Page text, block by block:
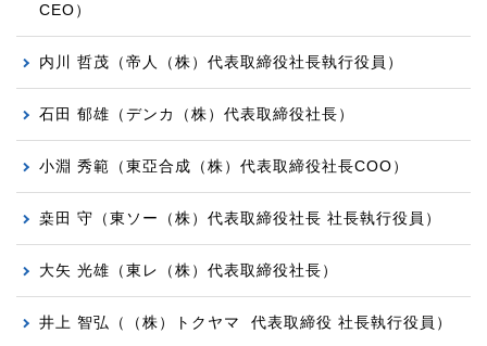
CEO）
内川 哲茂（帝人（株）代表取締役社長執行役員）
石田 郁雄 （デンカ（株）代表取締役社長）
小淵 秀範（東亞合成（株）代表取締役社長COO）
桒田 守（東ソー（株）代表取締役社長 社長執行役員）
大矢 光雄 （東レ（株）代表取締役社長）
井上 智弘（（株）トクヤマ 代表取締役 社長執行役員）